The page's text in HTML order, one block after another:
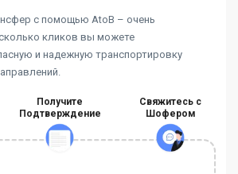
с помощью AtoB – очень
кликов вы можете
и надежную транспортировку
Получите
Подтверждение
Свяжитесь с
Шофером